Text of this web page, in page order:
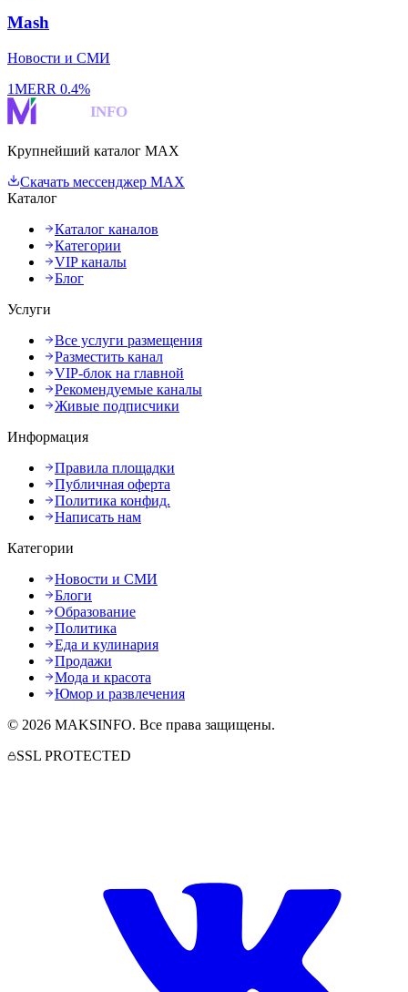
Mash
Новости и СМИ
1MERR 0.4%
INFO
Крупнейший каталог MAX
Скачать мессенджер MAX
Каталог
Каталог каналов
Категории
VIP каналы
Блог
Услуги
Все услуги размещения
Разместить канал
VIP-блок на главной
Рекомендуемые каналы
Живые подписчики
Информация
Правила площадки
Публичная оферта
Политика конфид.
Написать нам
Категории
Новости и СМИ
Блоги
Образование
Политика
Еда и кулинария
Продажи
Мода и красота
Юмор и развлечения
© 2026 MAKSINFO. Все права защищены.
SSL PROTECTED